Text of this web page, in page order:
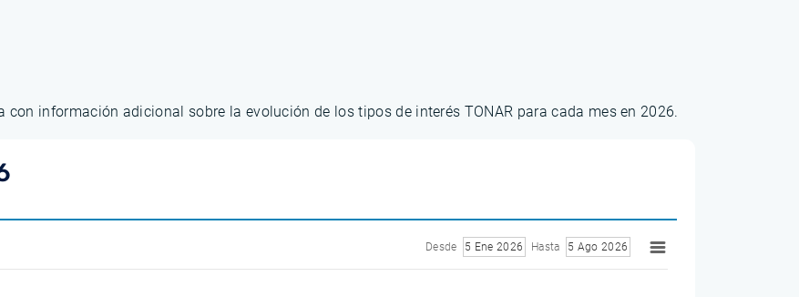
información adicional sobre la evolución de los tipos de interés TONAR para cada mes en 2026.
Desde 5 Ene 2026 Hasta 5 Ago 2026